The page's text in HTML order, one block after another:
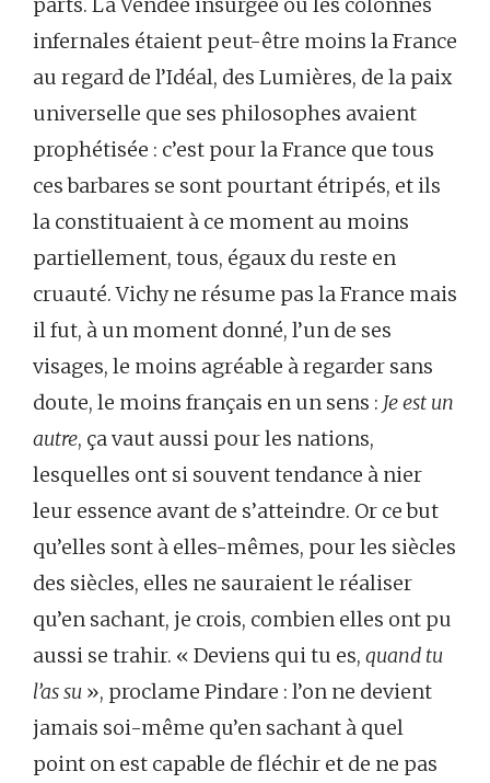
parts. La Vendée insurgée ou les colonnes
infernales étaient peut-être moins la France
au regard de l’Idéal, des Lumières, de la paix
universelle que ses philosophes avaient
prophétisée : c’est pour la France que tous
ces barbares se sont pourtant étripés, et ils
la constituaient à ce moment au moins
partiellement, tous, égaux du reste en
cruauté. Vichy ne résume pas la France mais
il fut, à un moment donné, l’un de ses
visages, le moins agréable à regarder sans
doute, le moins français en un sens : Je est un
autre, ça vaut aussi pour les nations,
lesquelles ont si souvent tendance à nier
leur essence avant de s’atteindre. Or ce but
qu’elles sont à elles-mêmes, pour les siècles
des siècles, elles ne sauraient le réaliser
qu’en sachant, je crois, combien elles ont pu
aussi se trahir. « Deviens qui tu es, quand tu
l’as su », proclame Pindare : l’on ne devient
jamais soi-même qu’en sachant à quel
point on est capable de fléchir et de ne pas